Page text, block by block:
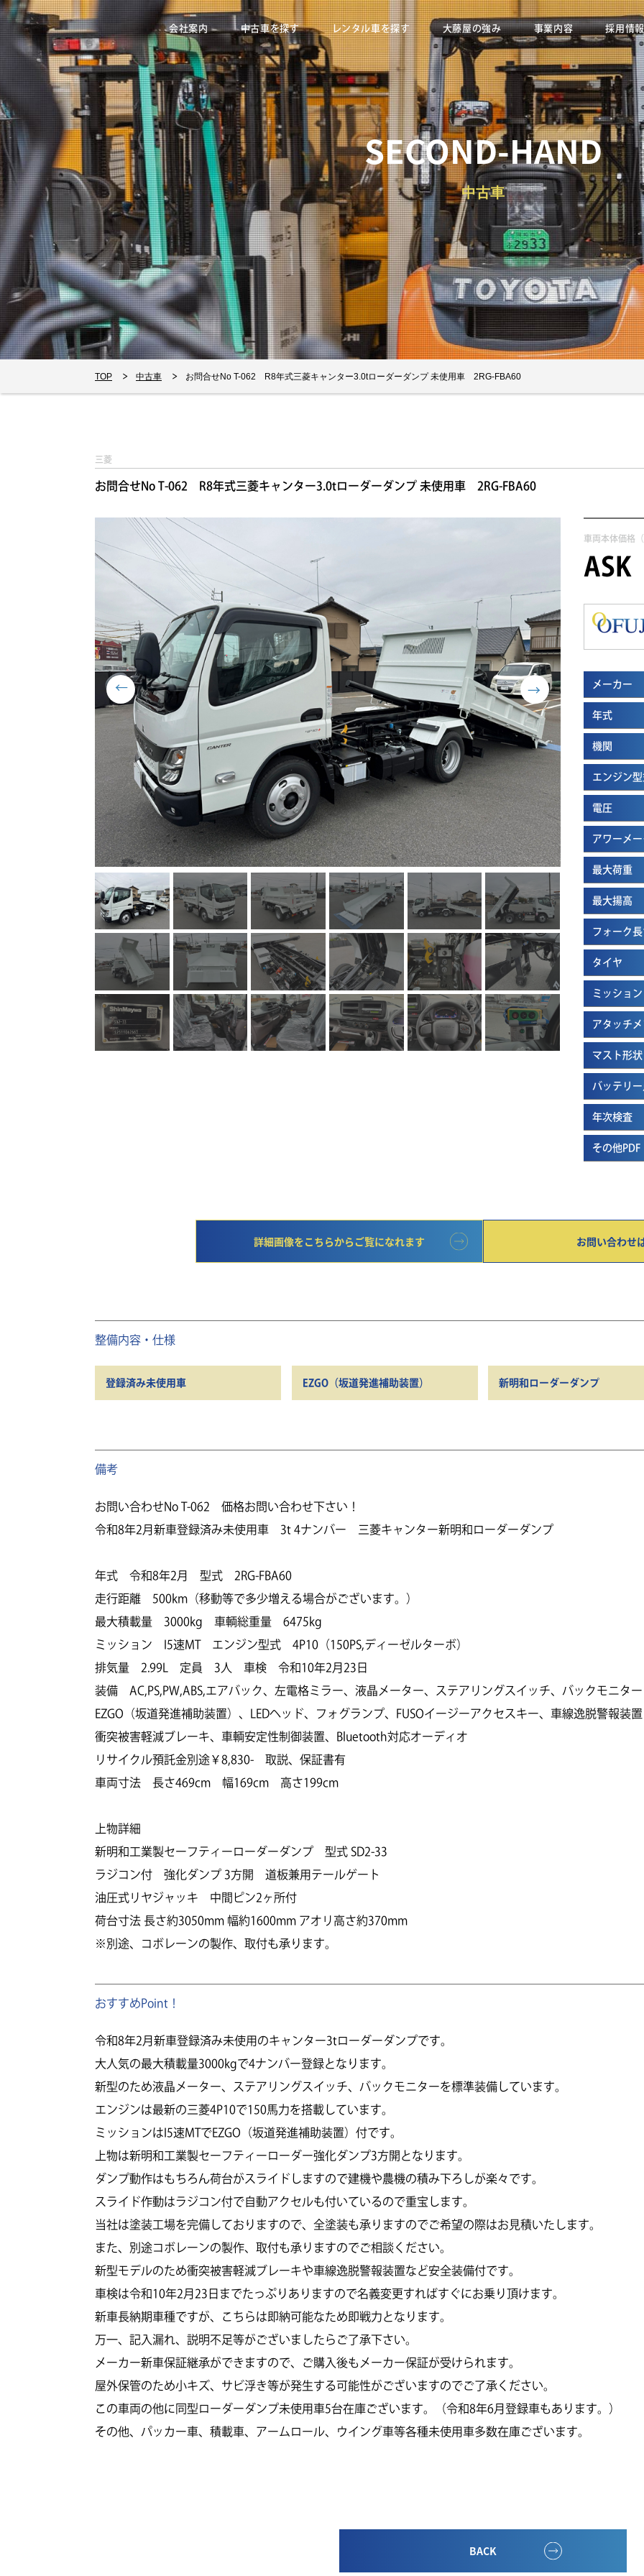
会社案内 中古車を探す レンタル車を探す 大藤屋の強み 事業内容 採用情報
SECOND-HAND
中古車
TOP 中古車 お問合せNo T-062 R8年式三菱キャンター3.0tローダーダンプ 未使用車 2RG-FBA60
三菱
お問合せNo T-062 R8年式三菱キャンター3.0tローダーダンプ 未使用車 2RG-FBA60
車両本体価格（
ASK
メーカー
年式
機関
エンジン
電圧
アワーメ
最大荷重
最大揚高
フォーク長
タイヤ
ミッション
アタッチメ
マスト形状
バッテリ
年次検査
その他PDF
詳細画像をこちらからご覧になれます お問い合わせ
整備内容・仕様
登録済み未使用車 EZGO（坂道発進補助装置） 新明和ローダーダンプ
備考
お問い合わせNo T-062 価格お問い合わせ下さい！
令和8年2月新車登録済み未使用車 3t 4ナンバー 三菱キャンター新明和ローダーダンプ
年式 令和8年2月 型式 2RG-FBA60
走行距離 500km（移動等で多少増える場合がございます。）
最大積載量 3000kg 車輌総重量 6475kg
ミッション I5速MT エンジン型式 4P10（150PS,ディーゼルターボ）
排気量 2.99L 定員 3人 車検 令和10年2月23日
装備 AC,PS,PW,ABS,エアバック、左電格ミラー、液晶メーター、ステアリングスイッチ、バックモニター
EZGO（坂道発進補助装置）、LEDヘッド、フォグランプ、FUSOイージーアクセスキー、車線逸脱警報装置
衝突被害軽減ブレーキ、車輌安定性制御装置、Bluetooth対応オーディオ
リサイクル預託金別途￥8,830- 取説、保証書有
車両寸法 長さ469cm 幅169cm 高さ199cm
上物詳細
新明和工業製セーフティーローダーダンプ 型式 SD2-33
ラジコン付 強化ダンプ 3方開 道板兼用テールゲート
油圧式リヤジャッキ 中間ピン2ヶ所付
荷台寸法 長さ約3050mm 幅約1600mm アオリ高さ約370mm
※別途、コボレーンの製作、取付も承ります。
おすすめPoint！
令和8年2月新車登録済み未使用のキャンター3tローダーダンプです。
大人気の最大積載量3000kgで4ナンバー登録となります。
新型のため液晶メーター、ステアリングスイッチ、バックモニターを標準装備しています。
エンジンは最新の三菱4P10で150馬力を搭載しています。
ミッションはI5速MTでEZGO（坂道発進補助装置）付です。
上物は新明和工業製セーフティーローダー強化ダンプ3方開となります。
ダンプ動作はもちろん荷台がスライドしますので建機や農機の積み下ろしが楽々です。
スライド作動はラジコン付で自動アクセルも付いているので重宝します。
当社は塗装工場を完備しておりますので、全塗装も承りますのでご希望の際はお見積いたします。
また、別途コボレーンの製作、取付も承りますのでご相談ください。
新型モデルのため衝突被害軽減ブレーキや車線逸脱警報装置など安全装備付です。
車検は令和10年2月23日までたっぷりありますので名義変更すればすぐにお乗り頂けます。
新車長納期車種ですが、こちらは即納可能なため即戦力となります。
万一、記入漏れ、説明不足等がございましたらご了承下さい。
メーカー新車保証継承ができますので、ご購入後もメーカー保証が受けられます。
屋外保管のため小キズ、サビ浮き等が発生する可能性がございますのでご了承ください。
この車両の他に同型ローダーダンプ未使用車5台在庫ございます。（令和8年6月登録車もあります。）
その他、パッカー車、積載車、アームロール、ウイング車等各種未使用車多数在庫ございます。
BACK